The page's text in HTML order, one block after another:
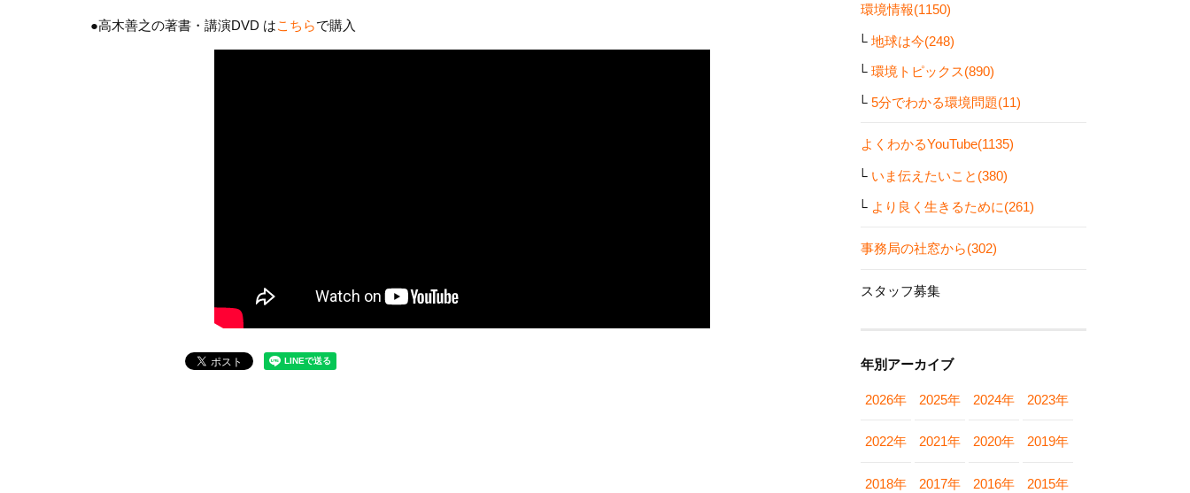
●高木善之の著書・講演DVD はこちらで購入
環境情報(1150)
地球は今(248)
環境トピックス(890)
5分でわかる環境問題(11)
よくわかるYouTube(1135)
いま伝えたいこと(380)
より良く生きるために(261)
事務局の社窓から(302)
スタッフ募集
年別アーカイブ
2026年 2025年 2024年 2023年
2022年 2021年 2020年 2019年
2018年 2017年 2016年 2015年